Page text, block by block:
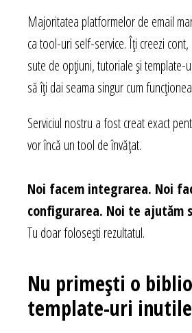
Majoritatea platformelor de email
ca tool-uri self-service. Îți creezi cont,
sute de opțiuni, tutoriale și
să îți dai seama singur cum
Serviciul nostru a fost creat exact
vor încă un tool de învățat.
Noi facem integrarea. Noi
configurarea. Noi te ajutăm
Tu doar folosești rezultatul.
Nu primești o
template-uri